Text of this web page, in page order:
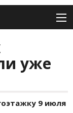
уже
9 июля